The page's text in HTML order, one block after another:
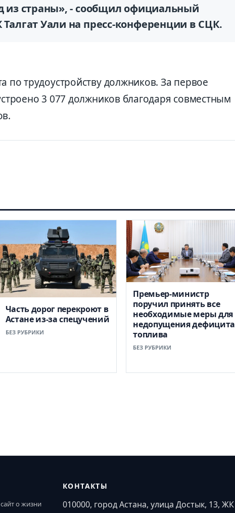
из страны», - сообщил официальный
Уали на пресс-конференции в СЦК.
по трудоустройству должников. За первое
3 077 должников благодаря совместным
Часть дорог перекроют в
Астане из-за спецучений
БЕЗ РУБРИКИ
Премьер-министр
поручил принять все
необходимые меры для
недопущения дефицита
топлива
БЕЗ РУБРИКИ
о жизни
КОНТАКТЫ
010000, город Астана, улица Достык, 13, ЖК